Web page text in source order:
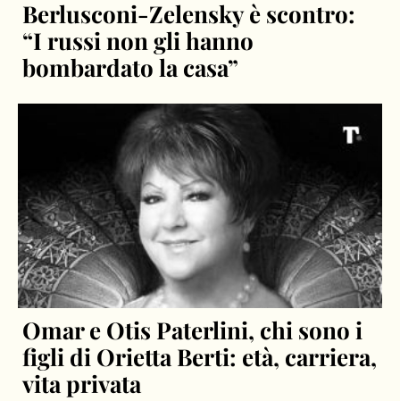
Berlusconi-Zelensky è scontro:
“I russi non gli hanno
bombardato la casa”
Omar e Otis Paterlini, chi sono i
figli di Orietta Berti: età, carriera,
vita privata